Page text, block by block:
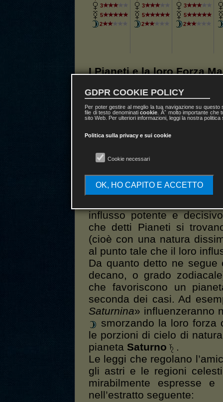
3
5
2
3
5
2
3
5
2
I Pianeti e la loro Forza
Gli antichi astrologi
Zodiaco e delle varie
sette pianeti
porzioni di cielo che
Venere
e via dicendo.
Zodiaco, talvolta si
amiche» (cioè che
influsso potente e
che detti Pianeti si
(cioè con una natura
al punto tale che il loro
Da quanto detto ne
decano, o grado
che favoriscono un
seconda dei casi. Ad
Saturnina» influenzeranno
smorzando la loro forza
le porzioni di cielo di
pianeta Saturno
.
Le leggi che regolano
gli astri e le regioni
mirabilmente espresse
nell’estratto seguente:
GDPR COOKIE POLICY
Per poter gestire al meglio la tua navigazione su
file di testo denominaticookie . Ãˆ molto importante
sito Web. Per ulteriori informazioni, leggi la nostra
Politica sulla privacy e sui cookie
Cookie necessari
OK, HO CAPITO E ACCETTO